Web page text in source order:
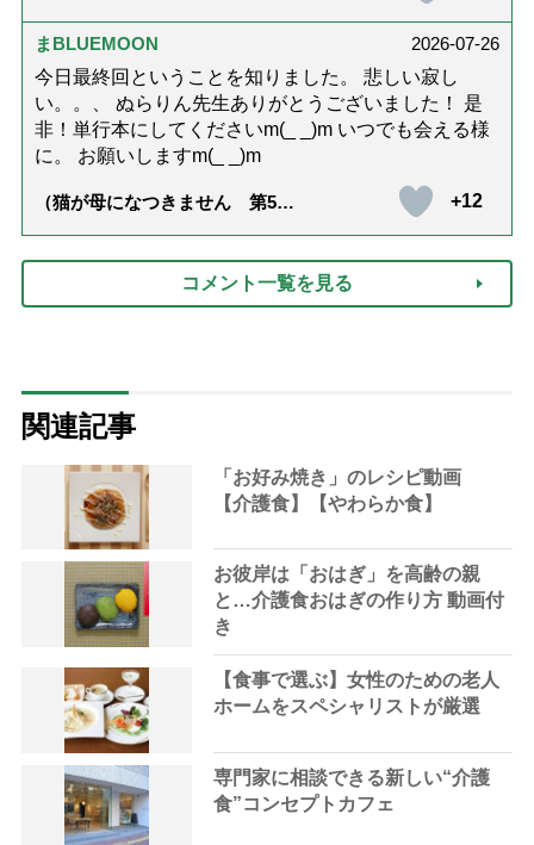
の夏ネックレス」上品＆涼しげ
に見せる4つの法則）
まBLUEMOON
2026-07-26
今日最終回ということを知りました。 悲しい寂し
い。。、 ぬらりん先生ありがとうございました！ 是
非！単行本にしてくださいm(_ _)m いつでも会える様
に。 お願いしますm(_ _)m
（猫が母になつきません 第500
+12
コメント一覧を見る
関連記事
「お好み焼き」のレシピ動画
【介護食】【やわらか食】
お彼岸は「おはぎ」を高齢の親
と…介護食おはぎの作り方 動画付
き
【食事で選ぶ】女性のための老人
ホームをスペシャリストが厳選
専門家に相談できる新しい“介護
食”コンセプトカフェ